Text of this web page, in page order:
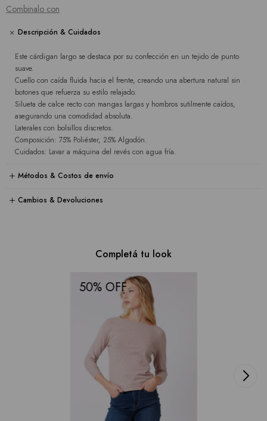
Combinalo con
Descripción & Cuidados
Este cárdigan largo se destaca por su confección en un tejido de punto
suave.
Cuello con caída fluida hacia el frente, creando una abertura natural sin
botones que refuerza su estilo relajado.
Silueta de calce recto con mangas largas y hombros sutilmente caídos,
asegurando una comodidad absoluta.
Laterales con bolsillos discretos.
Composición: 75% Poliéster, 25% Algodón.
Cuidados: Lavar a máquina del revés con agua fría.
Métodos & Costos de envío
Cambios & Devoluciones
Completá tu look
50